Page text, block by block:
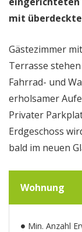
mit
Gästezimmer
Terrasse
Fahrrad- und
erholsamer
Privater
Erdgeschoss
bald im neuen
Wohnung
Min. Anzahl